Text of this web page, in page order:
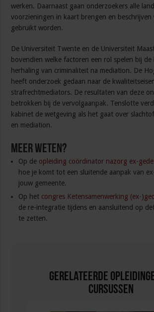
werken. Daarnaast gaan onderzoekers alle
voorzieningen in kaart brengen en beschrijven
gebruikt worden.
De Universiteit Twente en de Universiteit
bovendien welke factoren een rol spelen bij de
herhaling van criminaliteit na mediation. De
heeft onderzoek gedaan naar de
strafrechtmediators. De resultaten van deze
betrokken bij de vervolgaanpak. Tenslotte
kabinet de wetgeving als het gaat over
en mediation.
Meer weten?
Op de opleiding coördinator nazorg ex-
hoe je komt tot een sluitende aanpak van
jouw gemeente.
Op het congres Ketensamenwerking (ex-
de re-integratie tijdens en aansluitend op
te zetten.
Gerelateerde
Cursussen